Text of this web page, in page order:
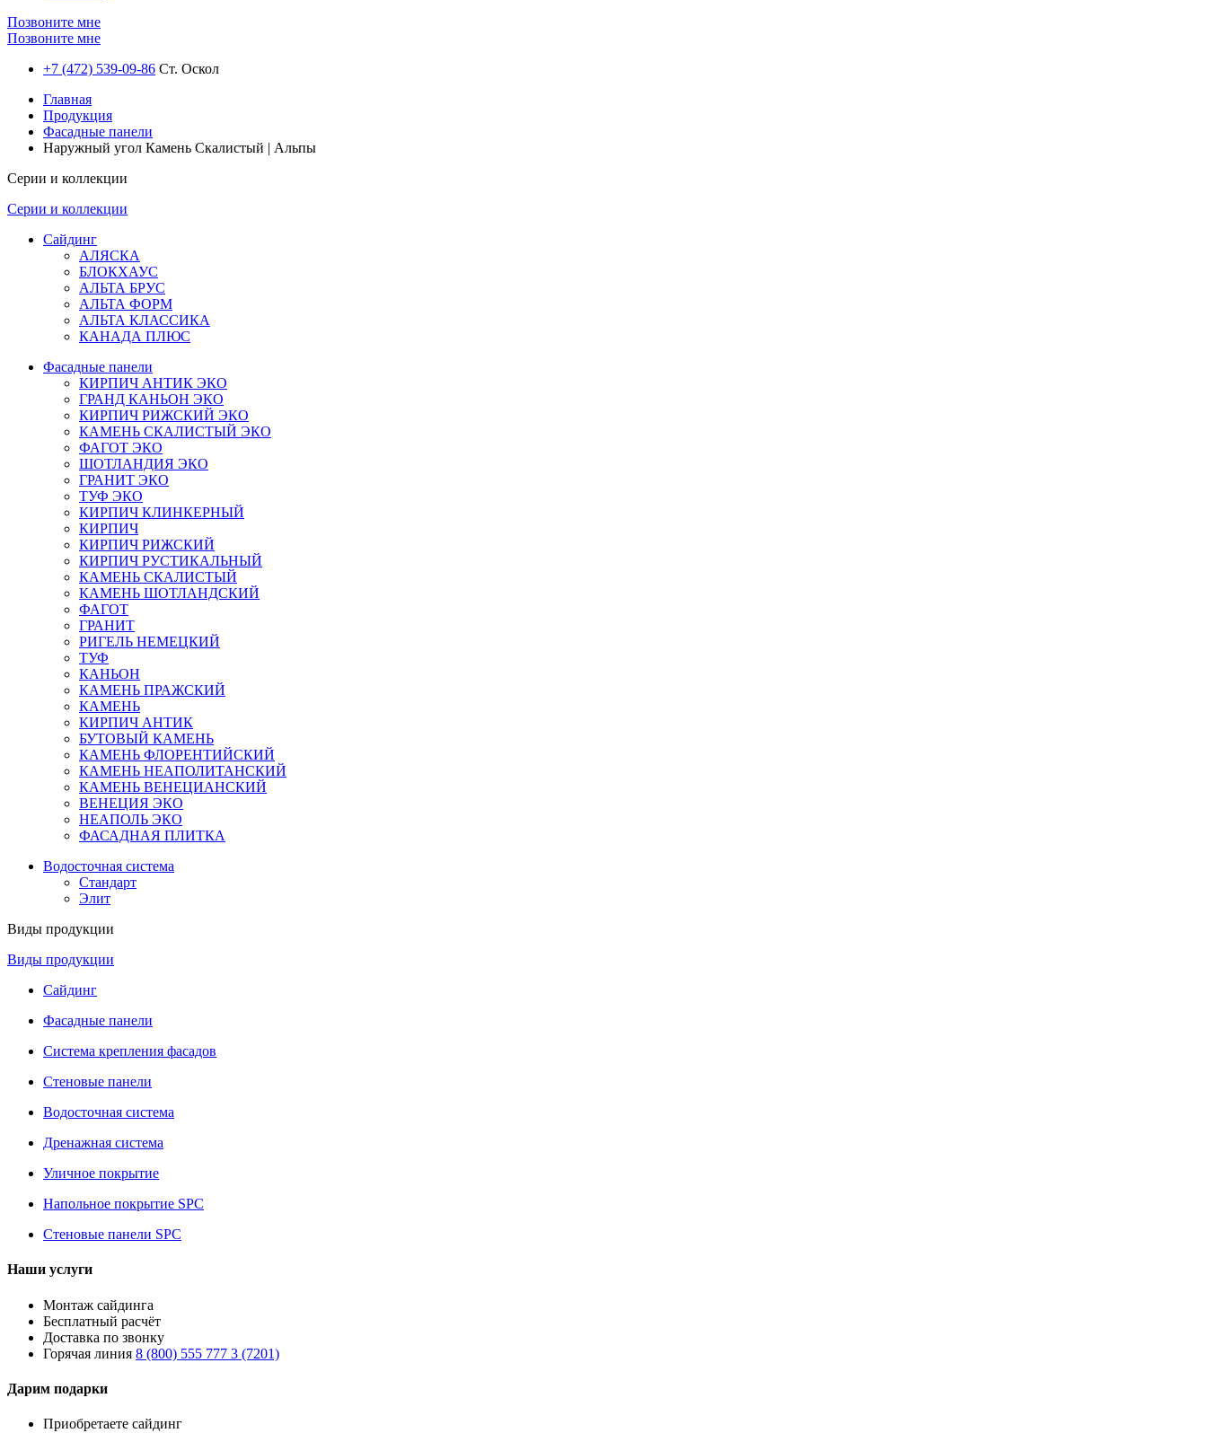
Позвоните мне
Позвоните мне
+7 (472) 539-09-86 Ст. Оскол
Главная
Продукция
Фасадные панели
Наружный угол Камень Скалистый | Альпы
Серии и коллекции
Серии и коллекции
Сайдинг
АЛЯСКА
БЛОКХАУС
АЛЬТА БРУС
АЛЬТА ФОРМ
АЛЬТА КЛАССИКА
КАНАДА ПЛЮС
Фасадные панели
КИРПИЧ АНТИК ЭКО
ГРАНД КАНЬОН ЭКО
КИРПИЧ РИЖСКИЙ ЭКО
КАМЕНЬ СКАЛИСТЫЙ ЭКО
ФАГОТ ЭКО
ШОТЛАНДИЯ ЭКО
ГРАНИТ ЭКО
ТУФ ЭКО
КИРПИЧ КЛИНКЕРНЫЙ
КИРПИЧ
КИРПИЧ РИЖСКИЙ
КИРПИЧ РУСТИКАЛЬНЫЙ
КАМЕНЬ СКАЛИСТЫЙ
КАМЕНЬ ШОТЛАНДСКИЙ
ФАГОТ
ГРАНИТ
РИГЕЛЬ НЕМЕЦКИЙ
ТУФ
КАНЬОН
КАМЕНЬ ПРАЖСКИЙ
КАМЕНЬ
КИРПИЧ АНТИК
БУТОВЫЙ КАМЕНЬ
КАМЕНЬ ФЛОРЕНТИЙСКИЙ
КАМЕНЬ НЕАПОЛИТАНСКИЙ
КАМЕНЬ ВЕНЕЦИАНСКИЙ
ВЕНЕЦИЯ ЭКО
НЕАПОЛЬ ЭКО
ФАСАДНАЯ ПЛИТКА
Водосточная система
Стандарт
Элит
Виды продукции
Виды продукции
Сайдинг
Фасадные панели
Система крепления фасадов
Стеновые панели
Водосточная система
Дренажная система
Уличное покрытие
Напольное покрытие SPC
Стеновые панели SPC
Наши услуги
Монтаж сайдинга
Бесплатный расчёт
Доставка по звонку
Горячая линия 8 (800) 555 777 3 (7201)
Дарим подарки
Приобретаете сайдинг